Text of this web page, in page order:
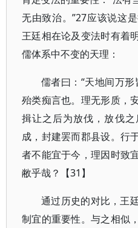
无由致治。”27应该说这
王廷相在论及变法时有着
儒体系中不变的天理：
儒者曰：“天地间万
殆类痴言也。理无形质，
揖让之后为放伐，放伐
成，封建罢而郡县设。行
者不能宜于今，理因时致
敝乎哉？【31】
通过历史的对比，王
制宜的重要性。与之相似